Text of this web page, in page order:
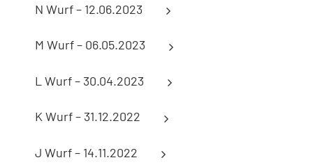
N Wurf – 12.06.2023
M Wurf – 06.05.2023
L Wurf – 30.04.2023
K Wurf – 31.12.2022
J Wurf – 14.11.2022